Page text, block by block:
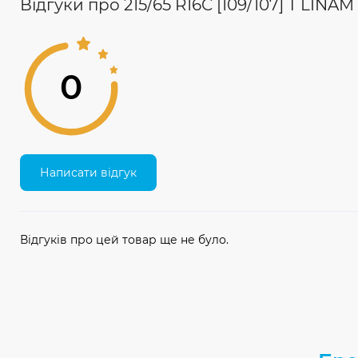
Відгуки про 215/65 R16C [109/107] T LINAM
0
Написати відгук
Відгуків про цей товар ще не було.